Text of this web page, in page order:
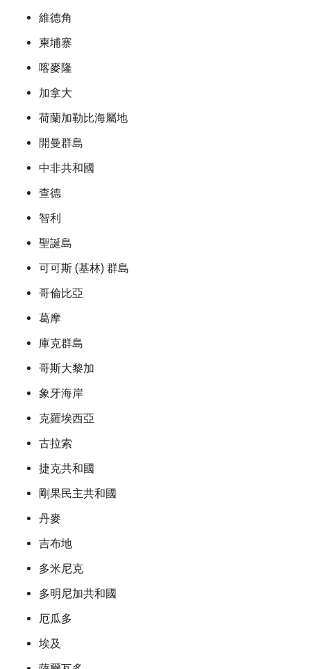
維德角
柬埔寨
喀麥隆
加拿大
荷蘭加勒比海屬地
開曼群島
中非共和國
查德
智利
聖誕島
可可斯 (基林) 群島
哥倫比亞
葛摩
庫克群島
哥斯大黎加
象牙海岸
克羅埃西亞
古拉索
捷克共和國
剛果民主共和國
丹麥
吉布地
多米尼克
多明尼加共和國
厄瓜多
埃及